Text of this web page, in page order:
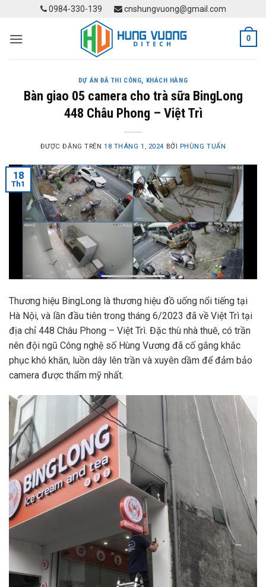
content
0984-330-139 cnshungvuong@gmail.com
0
DỰ ÁN ĐÃ THI CÔNG, KHÁCH HÀNG
Bàn giao 05 camera cho trà sữa BingLong
448 Châu Phong – Việt Trì
ĐƯỢC ĐĂNG TRÊN 18 THÁNG 1, 2024 BỞI PHÙNG TUẤN
18
Th1
Thương hiệu BingLong là thương hiệu đồ uống nổi tiếng tại
Hà Nội, và lần đầu tiên trong tháng 6/2023 đã về Việt Trì tại
địa chỉ 448 Châu Phong – Việt Trì. Đặc thù nhà thuê, có trần
nên đội ngũ Công nghệ số Hùng Vương đã cố gắng khắc
phục khó khăn, luồn dây lên trần và xuyên dầm để đảm bảo
camera được thẩm mỹ nhất.